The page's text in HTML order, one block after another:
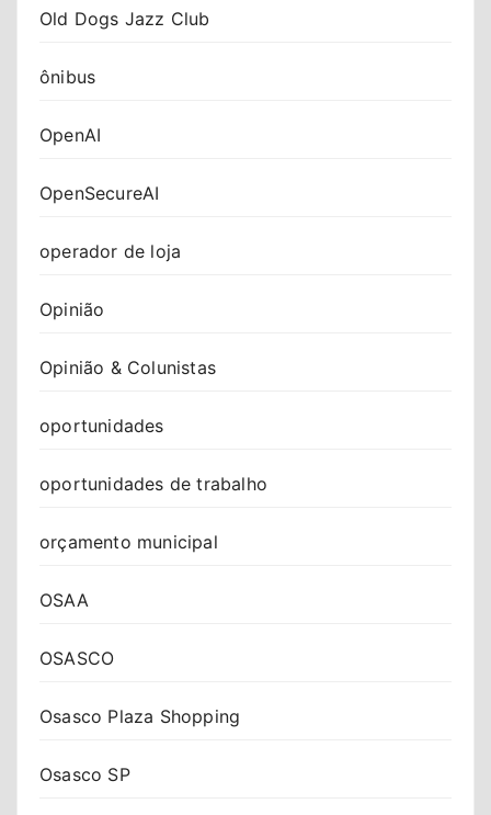
Old Dogs Jazz Club
ônibus
OpenAI
OpenSecureAI
operador de loja
Opinião
Opinião & Colunistas
oportunidades
oportunidades de trabalho
orçamento municipal
OSAA
OSASCO
Osasco Plaza Shopping
Osasco SP